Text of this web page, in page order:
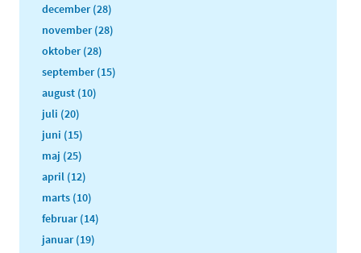
december (28)
november (28)
oktober (28)
september (15)
august (10)
juli (20)
juni (15)
maj (25)
april (12)
marts (10)
februar (14)
januar (19)